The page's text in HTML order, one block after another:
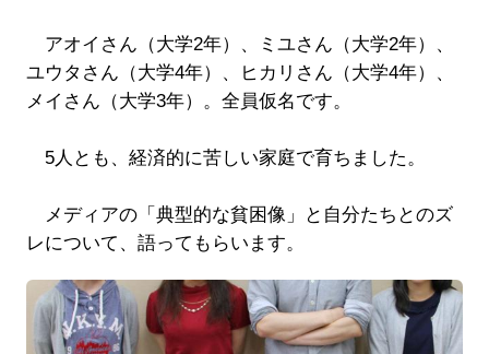
アオイさん（大学2年）、ミユさん（大学2年）、
ユウタさん（大学4年）、ヒカリさん（大学4年）、
メイさん（大学3年）。全員仮名です。
5人とも、経済的に苦しい家庭で育ちました。
メディアの「典型的な貧困像」と自分たちとのズ
レについて、語ってもらいます。